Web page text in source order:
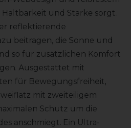
und Stärke sorgt.
reflektierende
beitragen, die Sonne und
so für zusätzlichen Komfort
Ausgestattet mit
für Bewegungsfreiheit,
mit zweiteiligem
Schutz um die
anschmiegt. Ein Ultra-